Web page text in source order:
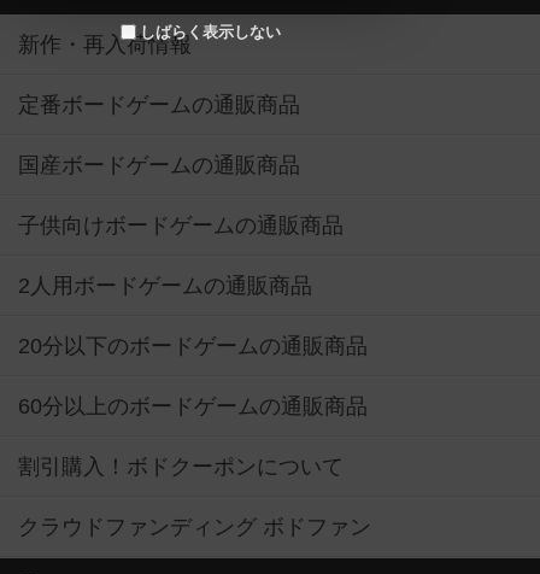
しばらく表示しない
新作・再入荷情報
定番ボードゲームの通販商品
国産ボードゲームの通販商品
子供向けボードゲームの通販商品
2人用ボードゲームの通販商品
20分以下のボードゲームの通販商品
60分以上のボードゲームの通販商品
割引購入！ボドクーポンについて
クラウドファンディング ボドファン